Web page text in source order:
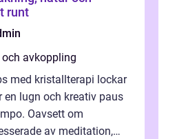
runt
och avkoppling
med kristallterapi lockar
en lugn och kreativ paus
Oavsett om
av meditation,